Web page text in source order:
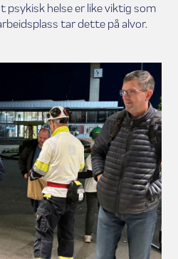
psykisk helse er like viktig som
tar dette på alvor.